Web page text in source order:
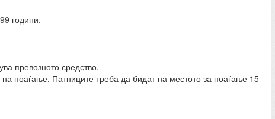
години.
превозното средство.
поаѓање. Патниците треба да бидат на местото за поаѓање 15